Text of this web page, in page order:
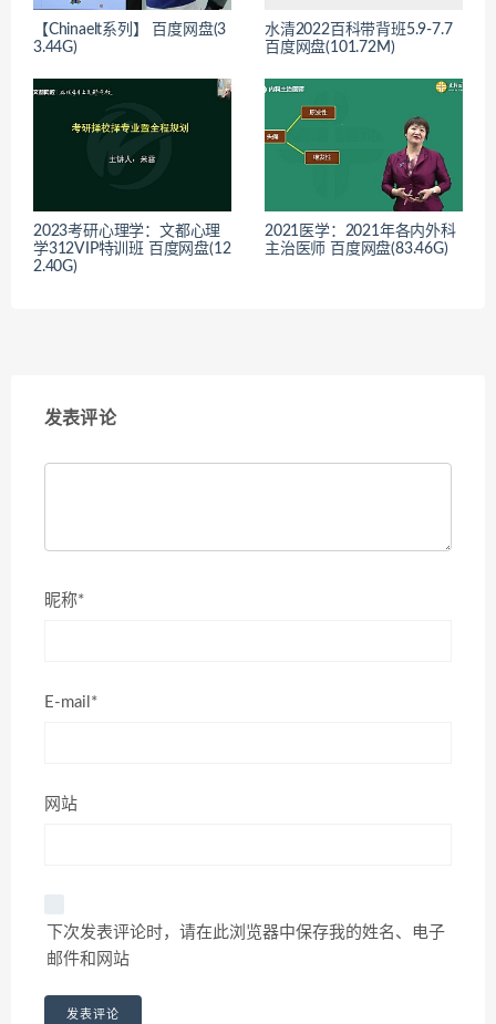
【Chinaelt系列】 百度网盘(3
3.44G)
水清2022百科带背班5.9-7.7
百度网盘(101.72M)
2023考研心理学：文都心理
学312VIP特训班 百度网盘(12
2.40G)
2021医学：2021年各内外科
主治医师 百度网盘(83.46G)
发表评论
昵称*
E-mail*
网站
下次发表评论时，请在此浏览器中保存我的姓名、电子
邮件和网站